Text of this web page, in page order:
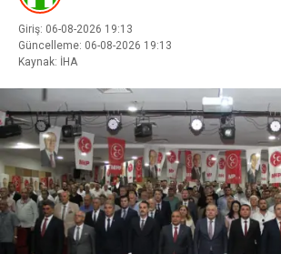
Giriş: 06-08-2026 19:13
Güncelleme: 06-08-2026 19:13
Kaynak: İHA